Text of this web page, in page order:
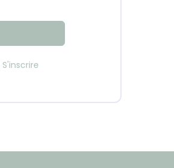
S'inscrire